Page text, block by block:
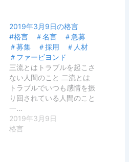
2019年3月9日の格言
#格言 ＃名言 ＃急募
＃募集 ＃採用 ＃人材
＃ファービヨンド
三流とはトラブルを起こさ
ない人間のこと 二流とは
トラブルでいつも感情を振
り回されている人間のこと
一…
2019年3月9日
格言